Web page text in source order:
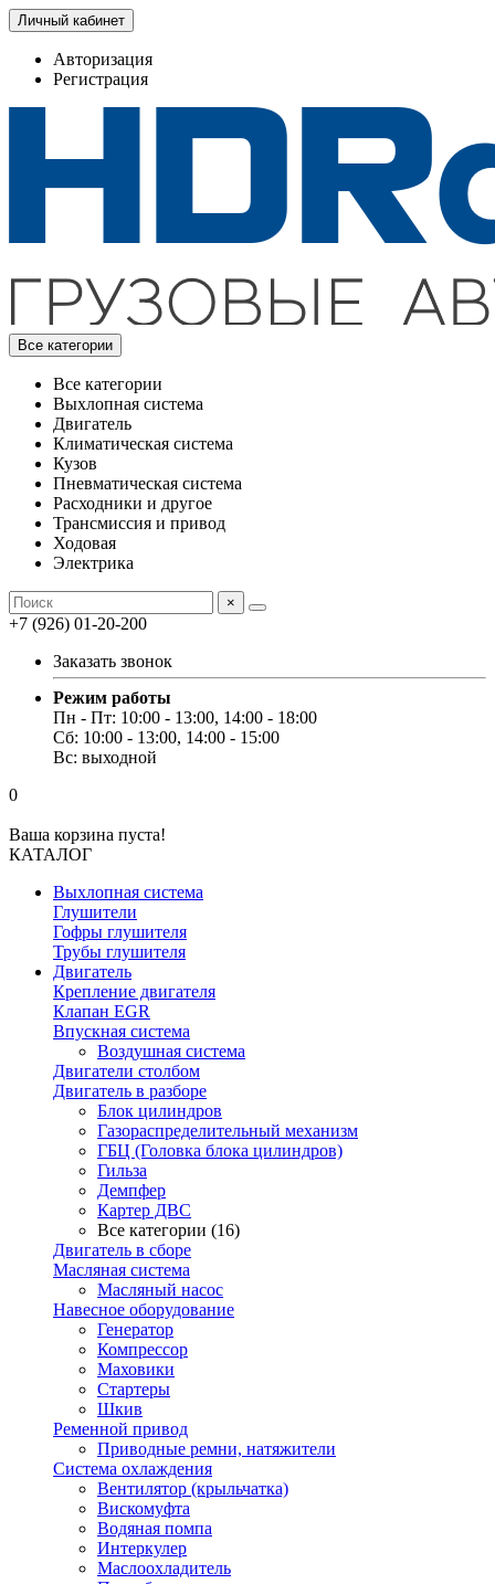
Личный кабинет
Авторизация
Регистрация
Все категории
Все категории
Выхлопная система
Двигатель
Климатическая система
Кузов
Пневматическая система
Расходники и другое
Трансмиссия и привод
Ходовая
Электрика
×
+7 (926) 01-20-200
Заказать звонок
Режим работы
Пн - Пт: 10:00 - 13:00, 14:00 - 18:00
Сб: 10:00 - 13:00, 14:00 - 15:00
Вс: выходной
0
Ваша корзина пуста!
КАТАЛОГ
Выхлопная система
Глушители
Гофры глушителя
Трубы глушителя
Двигатель
Крепление двигателя
Клапан EGR
Впускная система
Воздушная система
Двигатели столбом
Двигатель в разборе
Блок цилиндров
Газораспределительный механизм
ГБЦ (Головка блока цилиндров)
Гильза
Демпфер
Картер ДВС
Все категории (16)
Двигатель в сборе
Масляная система
Масляный насос
Навесное оборудование
Генератор
Компрессор
Маховики
Стартеры
Шкив
Ременной привод
Приводные ремни, натяжители
Система охлаждения
Вентилятор (крыльчатка)
Вискомуфта
Водяная помпа
Интеркулер
Маслоохладитель